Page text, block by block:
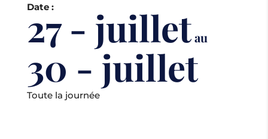
Date :
27 - juilletau
30 - juillet
Toute la journée